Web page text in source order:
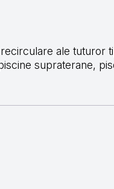
ale tuturor
supraterane,